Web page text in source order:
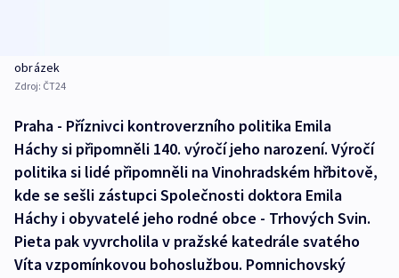
obrázek
Zdroj: ČT24
Praha - Příznivci kontroverzního politika Emila
Háchy si připomněli 140. výročí jeho narození. Výročí
politika si lidé připomněli na Vinohradském hřbitově,
kde se sešli zástupci Společnosti doktora Emila
Háchy i obyvatelé jeho rodné obce - Trhových Svin.
Pieta pak vyvrcholila v pražské katedrále svatého
Víta vzpomínkovou bohoslužbou. Pomnichovský